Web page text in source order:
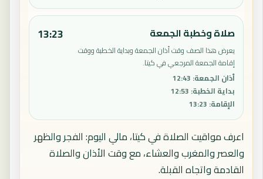
صلاة وخطبة الجمعة
يعرض هذا الصف وقت أذان الجمعة وبداية الخطبة ووقت
إقامة الجمعة المرجعي في كيتا.
أذان الجمعة:
12:43
بداية الخطبة:
12:53
الإقامة:
13:23
13:23
اعرف مواقيت الصلاة في كيتا، مالي اليوم: الفجر والظهر
والعصر والمغرب والعشاء، مع وقت الأذان والصلاة
القادمة واتجاه القبلة.